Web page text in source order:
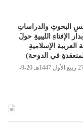
البحوثِ والدراساتِ
الإفتاءِ الليبيةِ حولَ
العربية الإسلاميةِ
في الدوحة)
السبت 27 ربيع الأول 1447هـ 20-9-